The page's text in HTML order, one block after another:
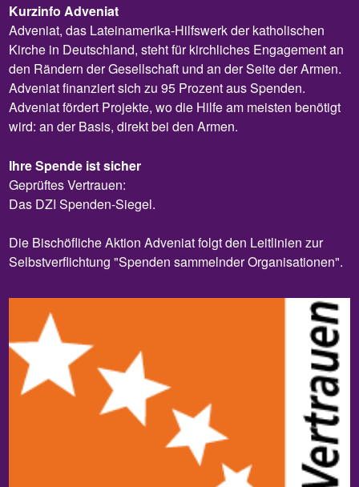
Kurzinfo Adveniat
Adveniat, das Lateinamerika-Hilfswerk der katholischen
Kirche in Deutschland, steht für kirchliches Engagement an
den Rändern der Gesellschaft und an der Seite der Armen.
Adveniat finanziert sich zu 95 Prozent aus Spenden.
Adveniat fördert Projekte, wo die Hilfe am meisten benötigt
wird: an der Basis, direkt bei den Armen.
Ihre Spende ist sicher
Geprüftes Vertrauen:
Das DZI Spenden-Siegel.
Die Bischöfliche Aktion Adveniat folgt den Leitlinien zur
Selbstverflichtung "Spenden sammelnder Organisationen".